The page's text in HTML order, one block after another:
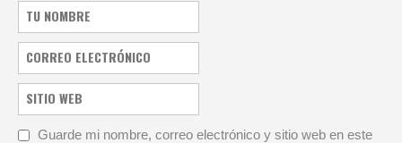
Guarde mi nombre, correo electrónico y sitio web en este